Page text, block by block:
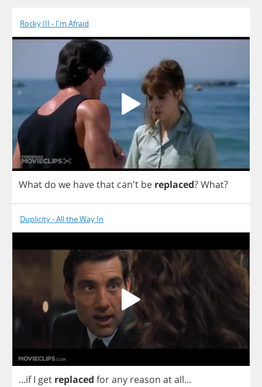
Rocky III - I'm Afraid
What do we havethat can't be replaced?What?
Duplicity - All the Way In
...if I get replaced forany reason atall...